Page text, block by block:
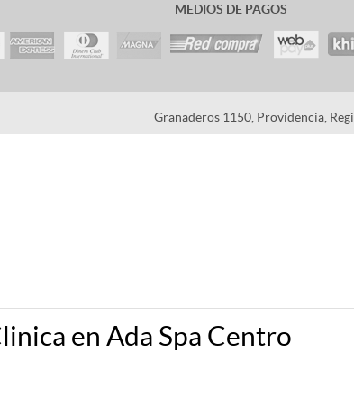
MEDIOS DE PAGOS
Granaderos 1150, Providencia,
en Ada Spa Centro